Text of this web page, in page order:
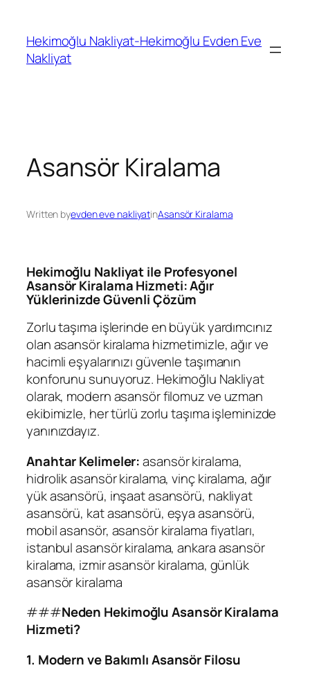
Hekimoğlu Nakliyat-Hekimoğlu Evden Eve
Nakliyat
Asansör Kiralama
Written byevden eve nakliyatinAsansör Kiralama
Hekimoğlu Nakliyat ile Profesyonel
Asansör Kiralama Hizmeti: Ağır
Yüklerinizde Güvenli Çözüm
Zorlu taşıma işlerinde en büyük yardımcınız
olan asansör kiralama hizmetimizle, ağır ve
hacimli eşyalarınızı güvenle taşımanın
konforunu sunuyoruz. Hekimoğlu Nakliyat
olarak, modern asansör filomuz ve uzman
ekibimizle, her türlü zorlu taşıma işleminizde
yanınızdayız.
Anahtar Kelimeler:asansör kiralama,
hidrolik asansör kiralama, vinç kiralama, ağır
yük asansörü, inşaat asansörü, nakliyat
asansörü, kat asansörü, eşya asansörü,
mobil asansör, asansör kiralama fiyatları,
istanbul asansör kiralama, ankara asansör
kiralama, izmir asansör kiralama, günlük
asansör kiralama
###Neden Hekimoğlu Asansör Kiralama
Hizmeti?
1. Modern ve Bakımlı Asansör Filosu